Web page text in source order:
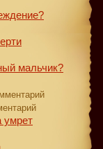
мальчик?
умрет